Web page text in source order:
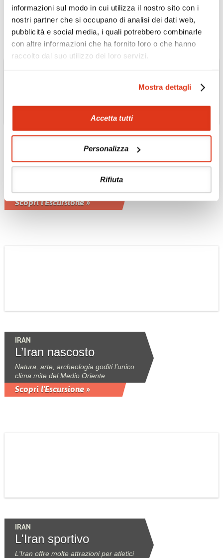
informazioni sul modo in cui utilizza il nostro sito con i
nostri partner che si occupano di analisi dei dati web,
pubblicità e social media, i quali potrebbero combinarle
con altre informazioni che ha fornito loro o che hanno
raccolto dal suo utilizzo dei loro servizi.
Mostra dettagli
Accetta tutti
Personalizza
Rifiuta
Scopri l'Escursione »
IRAN
Il treno del deserto
Scopri l'Escursione »
IRAN
L’Iran nascosto
Natura, arte, archeologia goditi l’unico
clima mite del Medio Oriente
Scopri l'Escursione »
IRAN
L'Iran sportivo
L'Iran offre molte attrazioni per atletici